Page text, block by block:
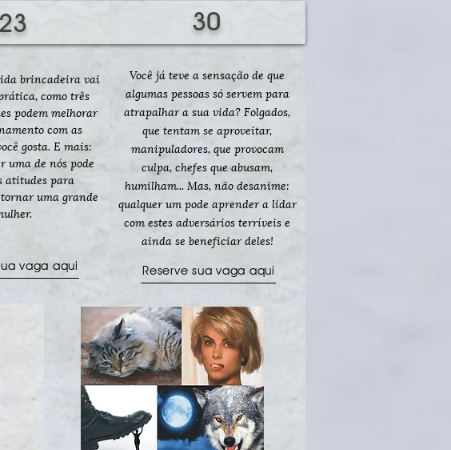
23
brincadeira vai
como três
podem melhorar
com as
gosta. E mais:
uma de nós pode
atitudes para
uma grande
vaga aqui
30
Você já teve a sensação de que
algumas pessoas só servem para
atrapalhar a sua vida? Folgados,
que tentam se aproveitar,
manipuladores, que provocam
culpa, chefes que abusam,
humilham... Mas, não desanime:
qualquer um pode aprender a lidar
com estes adversários terríveis e
ainda se beneficiar deles!
Reserve sua vaga aqui